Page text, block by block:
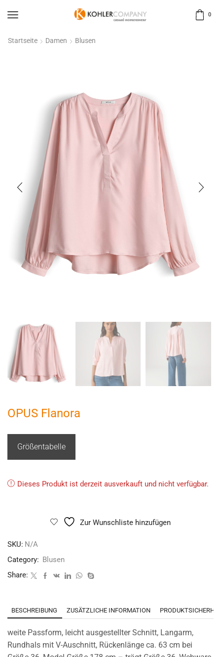
0
Startseite Damen Blusen
OPUS Flanora
Größentabelle
Dieses Produkt ist derzeit ausverkauft und nicht verfügbar.
Zur Wunschliste hinzufügen
SKU: N/A
Category: Blusen
Share:
BESCHREIBUNG ZUSÄTZLICHE INFORMATION
weite Passform, leicht ausgestellter Schnitt, Langarm,
Rundhals mit V-Auschnitt, Rückenlänge ca. 63 cm bei